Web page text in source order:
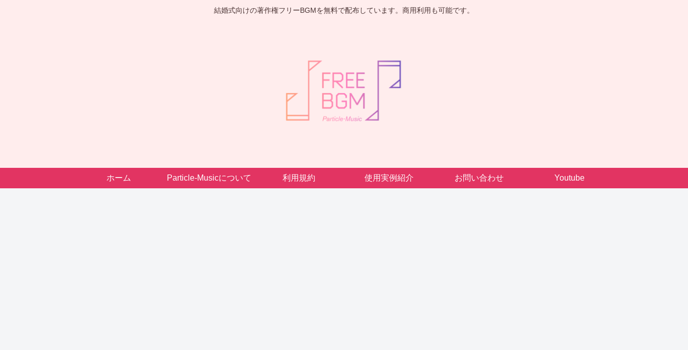
結婚式向けの著作権フリーBGMを無料で配布しています。商用利用も可能です。
ホーム Particle-Musicについて 利用規約 使用実例紹介 お問い合わせ Youtube